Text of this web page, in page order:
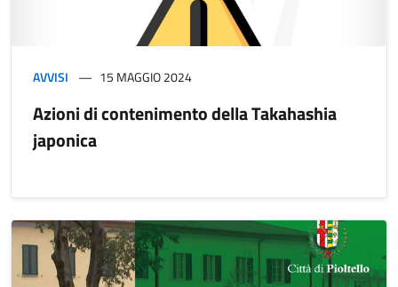
AVVISI 15 MAGGIO 2024
Azioni di contenimento della Takahashia
japonica